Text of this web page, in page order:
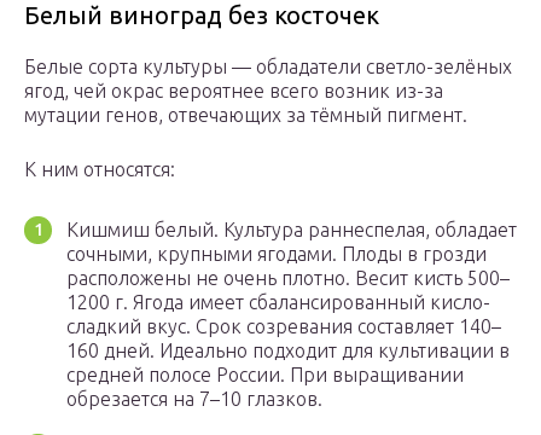
Белый виноград без косточек
Белые сорта культуры — обладатели светло-зелёных
ягод, чей окрас вероятнее всего возник из-за
мутации генов, отвечающих за тёмный пигмент.
К ним относятся:
Кишмиш белый. Культура раннеспелая, обладает
сочными, крупными ягодами. Плоды в грозди
расположены не очень плотно. Весит кисть 500–
1200 г. Ягода имеет сбалансированный кисло-
сладкий вкус. Срок созревания составляет 140–
160 дней. Идеально подходит для культивации в
средней полосе России. При выращивании
обрезается на 7–10 глазков.